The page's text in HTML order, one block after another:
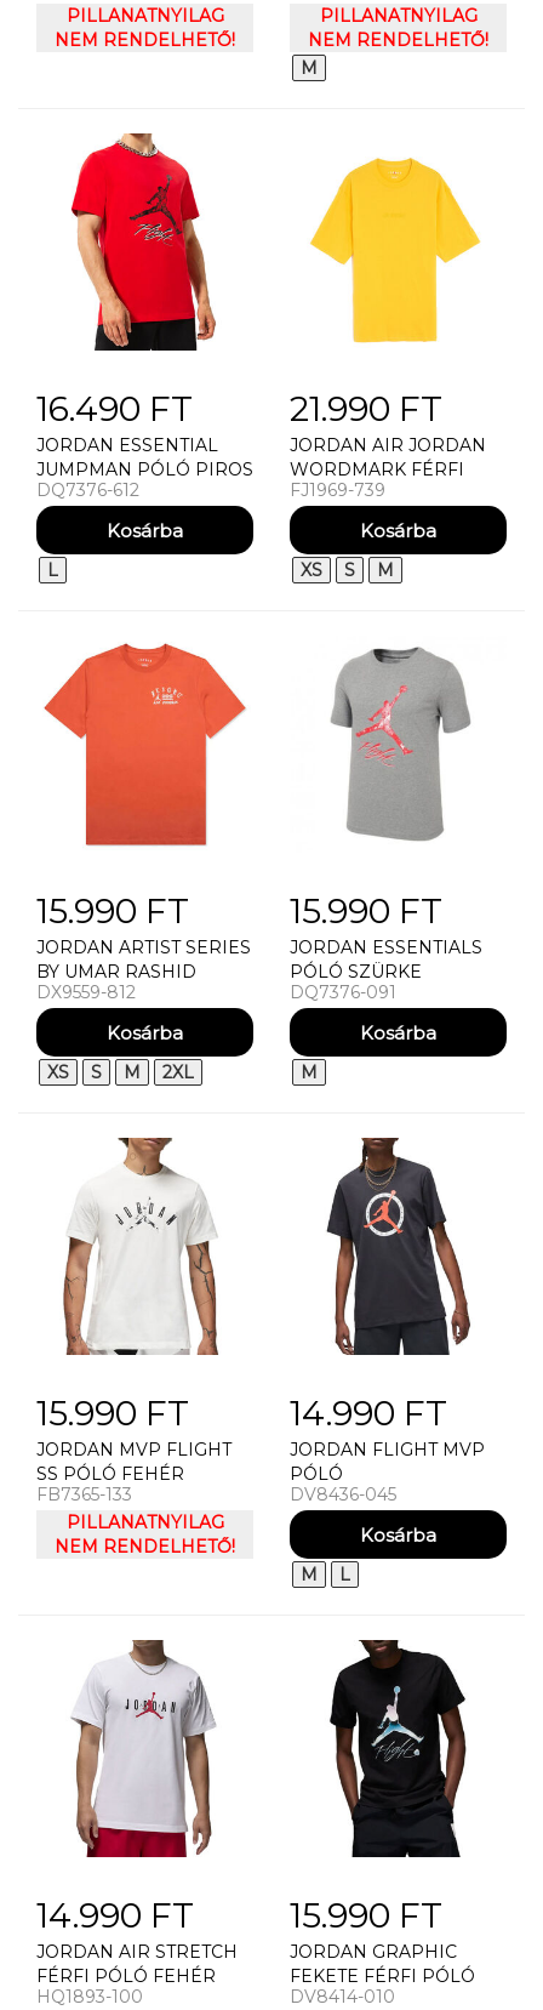
PILLANATNYILAG
NEM RENDELHETŐ!
PILLANATNYILAG
NEM RENDELHETŐ!
M
16.490 FT
JORDAN ESSENTIAL
JUMPMAN PÓLÓ PIROS
DQ7376-612
L
21.990 FT
JORDAN AIR JORDAN
WORDMARK FÉRFI
PÓLÓ
FJ1969-739
XS S M
15.990 FT
JORDAN ARTIST SERIES
BY UMAR RASHID
PÓLÓ
DX9559-812
XS S M 2XL
15.990 FT
JORDAN ESSENTIALS
PÓLÓ SZÜRKE
DQ7376-091
M
15.990 FT
JORDAN MVP FLIGHT
SS PÓLÓ FEHÉR
FB7365-133
PILLANATNYILAG
NEM RENDELHETŐ!
14.990 FT
JORDAN FLIGHT MVP
PÓLÓ
DV8436-045
M L
14.990 FT
JORDAN AIR STRETCH
FÉRFI PÓLÓ FEHÉR
HQ1893-100
15.990 FT
JORDAN GRAPHIC
FEKETE FÉRFI PÓLÓ
DV8414-010